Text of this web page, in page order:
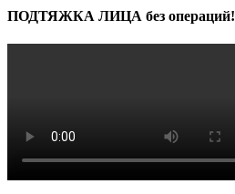
ПОДТЯЖКА ЛИЦА без операций!